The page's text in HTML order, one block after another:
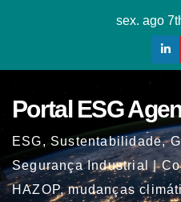
sex. ago
Portal ESG
ESG, Sustentabilidade,
Segurança Industrial |
HAZOP, mudanças